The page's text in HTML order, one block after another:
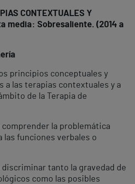
CONTEXTUALES Y
media: Sobresaliente. (2014 a
principios conceptuales y
a las terapias contextuales y a
de la Terapia de
la problemática
las funciones verbales o
tanto la gravedad de
como las posibles